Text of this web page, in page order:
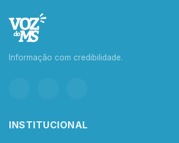
Informação com credibilidade.
INSTITUCIONAL